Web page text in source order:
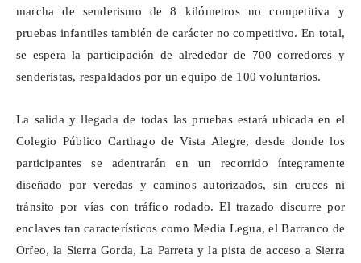
marcha de senderismo de 8 kilómetros no competitiva y
pruebas infantiles también de carácter no competitivo. En total,
se espera la participación de alrededor de 700 corredores y
senderistas, respaldados por un equipo de 100 voluntarios.
La salida y llegada de todas las pruebas estará ubicada en el
Colegio PúblicoCarthago de Vista Alegre, desde donde los
participantes se adentrarán en un recorrido íntegramente
diseñado por veredas y caminos autorizados, sin cruces ni
tránsito por vías con tráfico rodado. El trazado discurre por
enclaves tan característicos como Media Legua, el Barranco de
Orfeo, la Sierra Gorda, La Parreta y la pista de acceso a Sierra